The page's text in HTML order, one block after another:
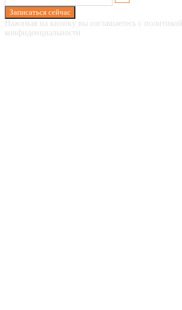
Записаться сейчас
Нажимая на кнопку вы соглашаетесь с политикой
конфиденциальности